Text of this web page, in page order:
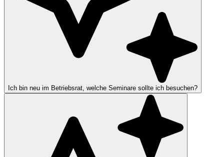
Ich bin neu im Betriebsrat, welche Seminare sollte ich besuchen?